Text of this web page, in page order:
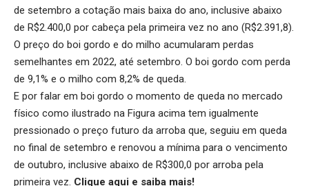
de setembro a cotação mais baixa do ano, inclusive abaixo
de R$2.400,0 por cabeça pela primeira vez no ano (R$2.391,8).
O preço do boi gordo e do milho acumularam perdas
semelhantes em 2022, até setembro. O boi gordo com perda
de 9,1% e o milho com 8,2% de queda.
E por falar em boi gordo o momento de queda no mercado
físico como ilustrado na Figura acima tem igualmente
pressionado o preço futuro da arroba que, seguiu em queda
no final de setembro e renovou a mínima para o vencimento
de outubro, inclusive abaixo de R$300,0 por arroba pela
primeira vez. Clique aqui e saiba mais!